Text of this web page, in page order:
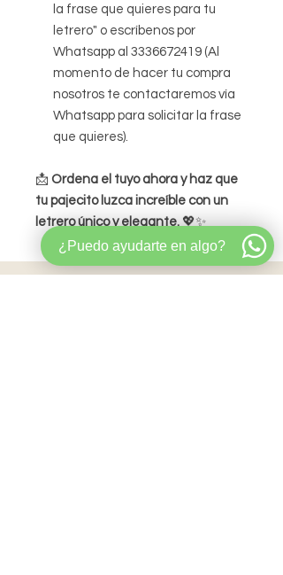
la frase que quieres para tu
letrero" o escríbenos por
Whatsapp al 3336672419 (Al
momento de hacer tu compra
nosotros te contactaremos vía
Whatsapp para solicitar la frase
que quieres).
📩 Ordena el tuyo ahora y haz que
tu pajecito luzca increíble con un
letrero único y elegante. 💖✨
¿Puedo ayudarte en algo?